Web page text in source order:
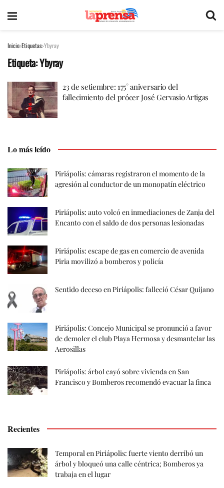
Inicio Etiquetas Ybyray
Etiqueta:Ybyray
23 de setiembre: 175° aniversario del
fallecimiento del prócer José Gervasio Artigas
Lo más leído
Piriápolis: cámaras registraron el momento de la
agresión al conductor de un monopatín eléctrico
Piriápolis: auto volcó en inmediaciones de Zanja del
Encanto con el saldo de dos personas lesionadas
Piriápolis: escape de gas en comercio de avenida
Piria movilizó a bomberos y policía
Sentido deceso en Piriápolis: falleció César Quijano
Piriápolis: Concejo Municipal se pronunció a favor
de demoler el club Playa Hermosa y desmantelar las
Aerosillas
Piriápolis: árbol cayó sobre vivienda en San
Francisco y Bomberos recomendó evacuar la finca
Recientes
Temporal en Piriápolis: fuerte viento derribó un
árbol y bloqueó una calle céntrica; Bomberos ya
trabaja en el lugar